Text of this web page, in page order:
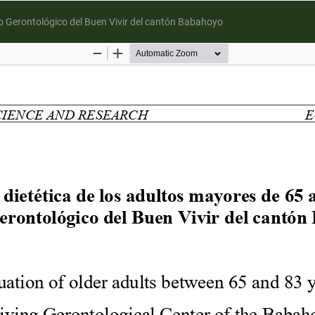
del Buen Vivir del cantón Babahoyo